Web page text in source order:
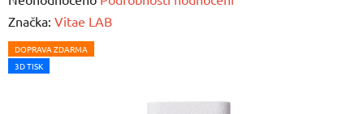
hodnocení
produktu
je
Značka: Vitae LAB
DOPRAVA ZDARMA
3D TISK